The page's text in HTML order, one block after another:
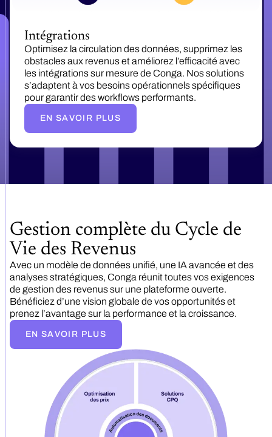
Intégrations
Optimisez la circulation des données, supprimez les
obstacles aux revenus et améliorez l’efficacité avec
les intégrations sur mesure de Conga. Nos solutions
s’adaptent à vos besoins opérationnels spécifiques
pour garantir des workflows performants.
EN SAVOIR PLUS
Gestion complète du Cycle de
Vie des Revenus
Avec un modèle de données unifié, une IA avancée et des
analyses stratégiques, Conga réunit toutes vos exigences
de gestion des revenus sur une plateforme ouverte.
Bénéficiez d’une vision globale de vos opportunités et
prenez l’avantage sur la performance et la croissance.
EN SAVOIR PLUS